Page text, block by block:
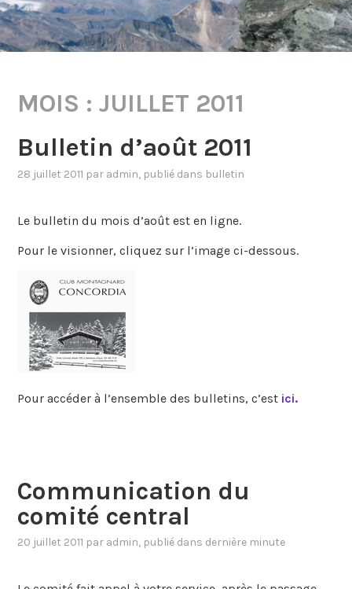
MOIS :JUILLET 2011
Bulletin d’août 2011
28 juillet 2011 par admin, publié dans bulletin
Le bulletin du mois d’août est en ligne.
Pour le visionner, cliquez sur l’image ci-dessous.
Pour accéder à l’ensemble des bulletins, c’est ici.
Communication du
comité central
20 juillet 2011 par admin, publié dans dernière minute